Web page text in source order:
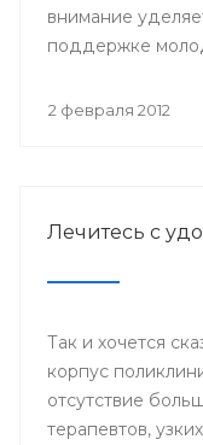
внимание
поддержке
материнского
2 февраля 2012
Лечитесь с
Так и хочется
корпус
отсутствие
терапевтов,